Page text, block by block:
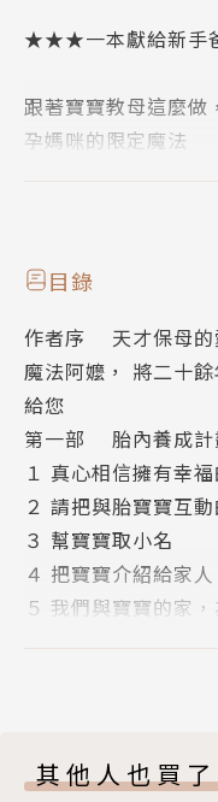
★★★一本獻給新手
跟著寶寶教母這麼做
孕媽咪的限定魔法
．順產、指定星座
許，胎寶讓你美夢成真
新生兒媽咪育兒小撇
．背後放「這個」，
．餵奶SOP，寶寶半
．這裡點兩下，寶寶
．奶瓶點這裡，寶寶
．嬰語會話教學，寶
．這樣拍和說，寶寶
彥督導，不僅以「
她將過往與寶寶恩典
目錄
作者序 天才保母的
魔法阿嬤， 將二十
給您
第一部 胎內養成計
１ 真心相信擁有幸
２ 請把與胎寶寶互
３ 幫寶寶取小名
４ 把寶寶介紹給家人
５ 我們與寶寶的家
７ 肚子裡的寶寶真
９ 請常常讚美鼓勵媽
其他人也買了